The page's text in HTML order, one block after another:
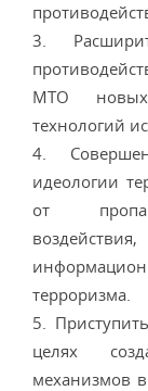
3.
МТО новых
технологий
4.
идеологии
от
терроризма.
5.
целях
механизмов